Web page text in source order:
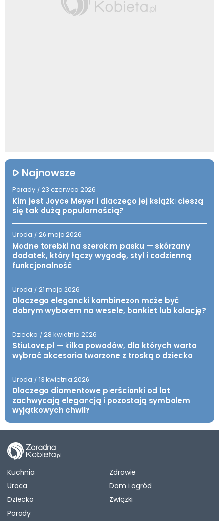
Najnowsze
Porady / 23 czerwca 2026
Kim jest Joyce Meyer i dlaczego jej książki cieszą
się tak dużą popularnością?
Uroda / 26 maja 2026
Modne torebki na szerokim pasku — skórzany
dodatek, który łączy wygodę, styl i codzienną
funkcjonalność
Uroda / 21 maja 2026
Dlaczego elegancki kombinezon może być
dobrym wyborem na wesele, bankiet lub kolację?
Dziecko / 28 kwietnia 2026
StiuLove.pl — kilka powodów, dla których warto
wybrać akcesoria tworzone z troską o dziecko
Uroda / 13 kwietnia 2026
Dlaczego diamentowe pierścionki od lat
zachwycają elegancją i pozostają symbolem
wyjątkowych chwil?
Kuchnia
Zdrowie
Uroda
Dom i ogród
Dziecko
Związki
Porady